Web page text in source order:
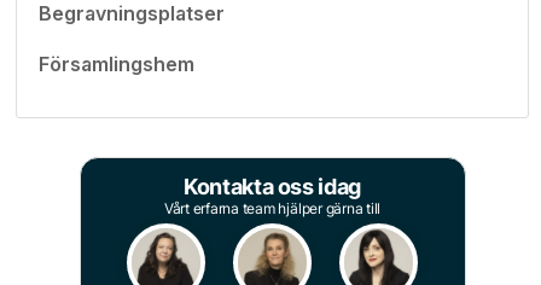
Begravningsplatser
Församlingshem
Kontakta oss idag
Vårt erfarna team hjälper gärna till